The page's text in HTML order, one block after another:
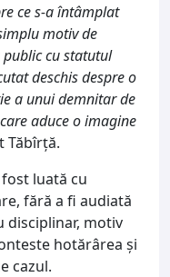
ce s-a întâmplat
motiv de
cu statutul
deschis despre o
a unui demnitar de
aduce o imagine
Tăbîrță.
luată cu
fără a fi audiată
disciplinar, motiv
hotărârea și
cazul.